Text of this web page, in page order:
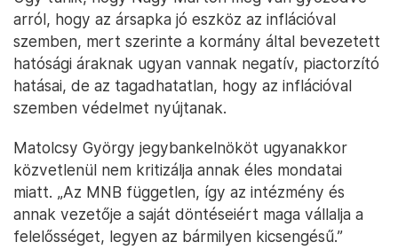
arról, hogy az ársapka jó eszköz az inflációval
szemben, mert szerinte a kormány által bevezetett
hatósági áraknak ugyan vannak negatív, piactorzító
hatásai, de az tagadhatatlan, hogy az inflációval
szemben védelmet nyújtanak.
Matolcsy György jegybankelnököt ugyanakkor
közvetlenül nem kritizálja annak éles mondatai
miatt. „Az MNB független, így az intézmény és
annak vezetője a saját döntéseiért maga vállalja a
felelősséget, legyen az bármilyen kicsengésű.”